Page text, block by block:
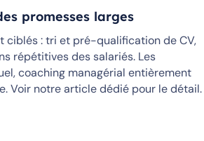
promesses larges
ciblés : tri et pré-qualification de CV,
répétitives des salariés. Les
coaching managérial entièrement
Voir notre article dédié pour le détail.